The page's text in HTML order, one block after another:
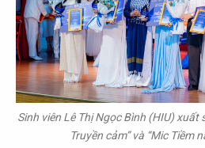
Sinh viên Lê Thị Ngọc Bình (HIU)
Truyền cảm” và “Mic Tiềm